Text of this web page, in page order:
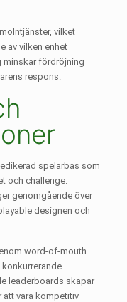
vilket
av vilken enhet
minskar fördröjning
respons.
spelarbas som
och challenge.
genomgående över
designen och
word-of-mouth
leaderboards skapar
att vara kompetitiv –